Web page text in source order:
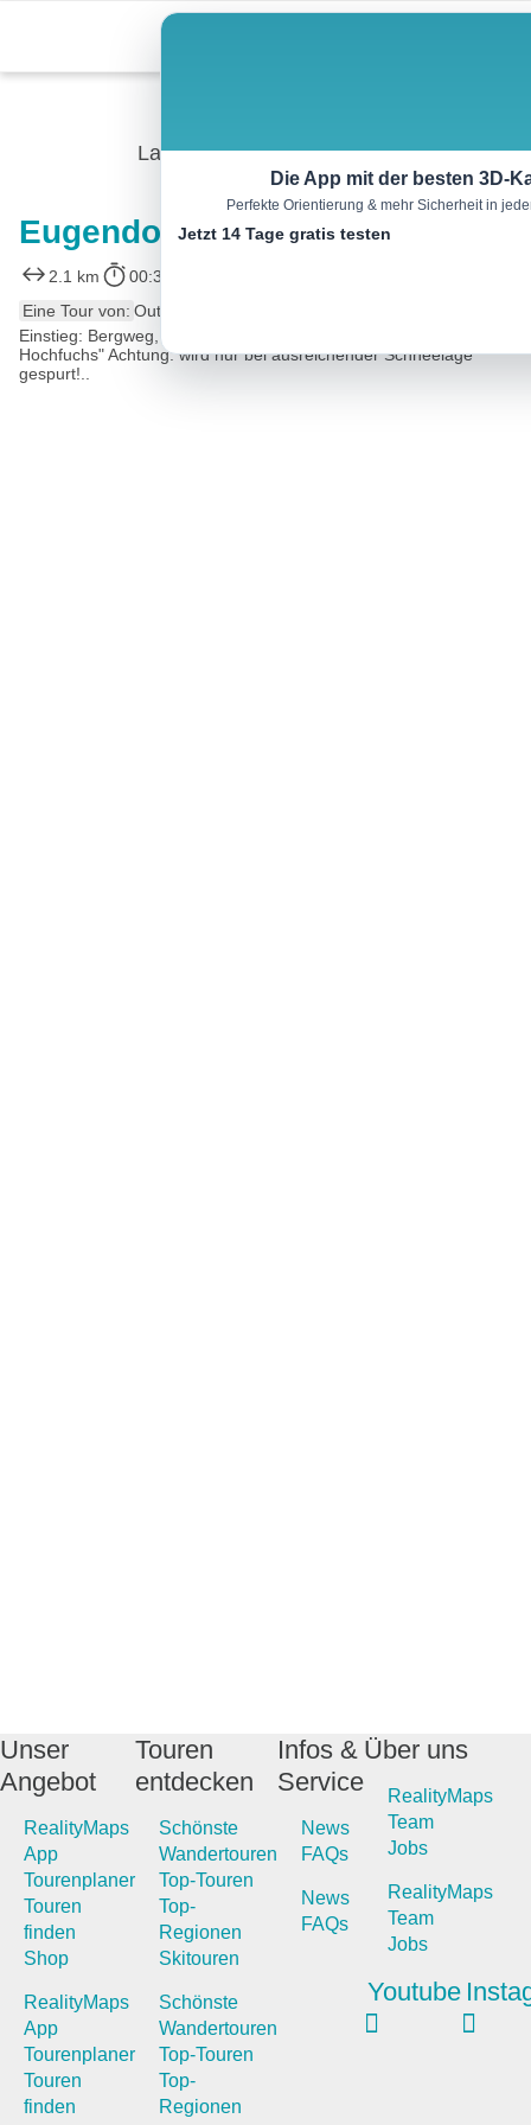
content
Langlauf
Eugendorf – Bergloipe
2.1 km 00:33 h
Eine Tour von: Outdooractive
Einstieg: Bergweg, parken beim "Hotel.Restaurant Am
Hochfuchs" Achtung: wird nur bei ausreichender Schneelage
gespurt!..
Die App mit der besten 3D-
Perfekte Orientierung & mehr Sicherheit in
Jetzt 14 Tage gratis testen
Unser
Angebot
RealityMaps
App
Tourenplaner
Touren
finden
Shop
RealityMaps
App
Tourenplaner
Touren
finden
Touren
entdecken
Schönste
Wandertouren
Top-Touren
Top-
Regionen
Skitouren
Schönste
Wandertouren
Top-Touren
Top-
Regionen
Infos &
Service
News
FAQs
News
FAQs
Über uns
RealityMaps
Team
Jobs
RealityMaps
Team
Jobs
Youtube